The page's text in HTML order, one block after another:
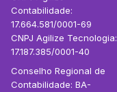
Contabilidade:
17.664.581/0001-69
CNPJ Agilize Tecnologia:
17.187.385/0001-40
Conselho Regional de
Contabilidade: BA-